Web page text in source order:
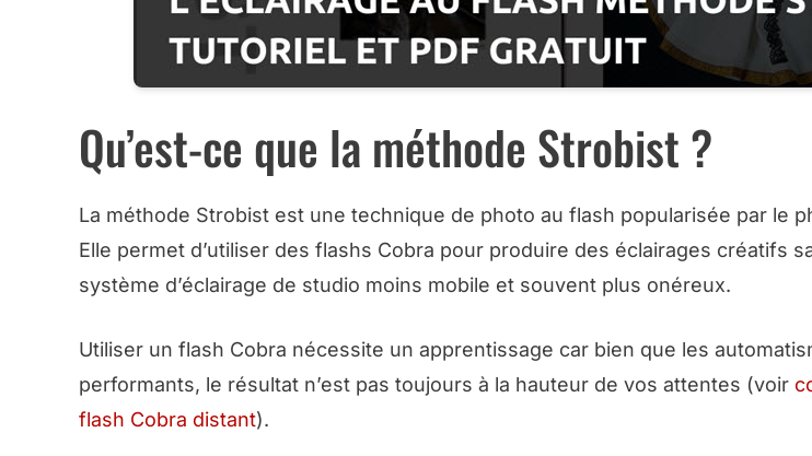
Qu’est-ce que la méthode Strobist ?
La méthode Strobist est une technique de photo au flash popularisée par le
Elle permet d’utiliser des flashs Cobra pour produire des éclairages créatifs
système d’éclairage de studio moins mobile et souvent plus onéreux.
Utiliser un flash Cobra nécessite un apprentissage car bien que les
performants, le résultat n’est pas toujours à la hauteur de vos attentes (voir
flash Cobra distant).